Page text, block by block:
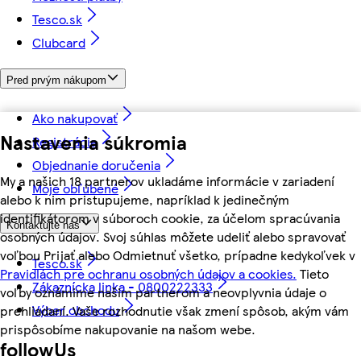
Nastavenia súkromia
My a našich 18 partnerov ukladáme informácie v zariadení
alebo k nim pristupujeme, napríklad k jedinečným
identifikátorom v súboroch cookie, za účelom spracúvania
osobných údajov. Svoj súhlas môžete udeliť alebo spravovať
voľbou Prijať alebo Odmietnuť všetko, prípadne kedykoľvek v
Pravidlách pre ochranu osobných údajov a cookies. Tieto
voľby oznámime našim partnerom a neovplyvnia údaje o
prehliadaní. Vaše rozhodnutie však zmení spôsob, akým vám
prispôsobíme nakupovanie na našom webe.
Tesco.sk
Clubcard
Pred prvým nákupom
Ako nakupovať
Registrácia
Objednanie doručenia
Moje obľúbené
Kontaktujte nás
Tesco.sk
Zákaznícka linka - 0800222333
Výber obchodu
followUs